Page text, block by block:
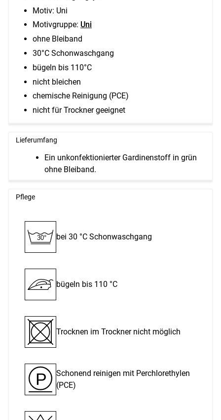
Motiv: Uni
Motivgruppe: Uni
ohne Bleiband
30°C Schonwaschgang
bügeln bis 110°C
nicht bleichen
chemische Reinigung (PCE)
nicht für Trockner geeignet
Lieferumfang
Ein unkonfektionierter Gardinenstoff in grün
ohne Bleiband.
Pflege
30° bei 30 °C Schon­waschgang
bügeln bis 110 °C
Trocknen im Trockner nicht möglich
P
Schonend reinigen mit Perchlor­ethylen
(PCE)